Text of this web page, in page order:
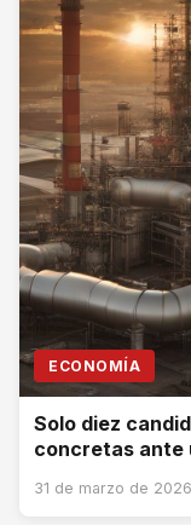
ECONOMÍA
Solo diez
concretas ante
31 de marzo de 2026